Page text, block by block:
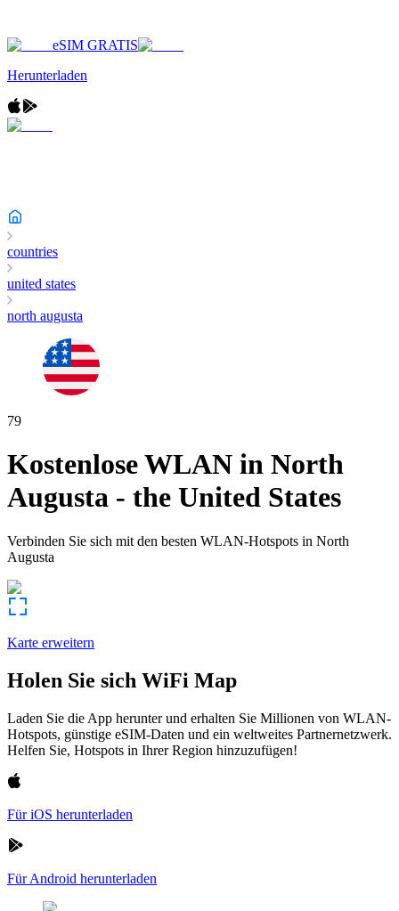
eSIM GRATIS
Herunterladen
countries
united states
north augusta
79
Kostenlose WLAN in North
Augusta - the United States
Verbinden Sie sich mit den besten WLAN-Hotspots in North
Augusta
Karte erweitern
Holen Sie sich WiFi Map
Laden Sie die App herunter und erhalten Sie Millionen von WLAN-
Hotspots, günstige eSIM-Daten und ein weltweites Partnernetzwerk.
Helfen Sie, Hotspots in Ihrer Region hinzuzufügen!
Für iOS herunterladen
Für Android herunterladen